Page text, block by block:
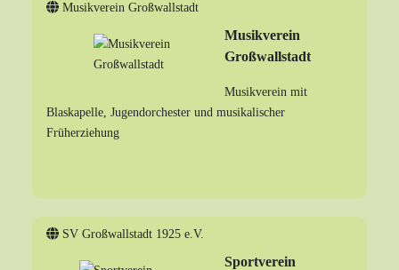
Musikverein Großwallstadt
Musikverein
Großwallstadt
Musikverein mit
Blaskapelle, Jugendorchester und musikalischer
Früherziehung
SV Großwallstadt 1925 e.V.
Sportverein